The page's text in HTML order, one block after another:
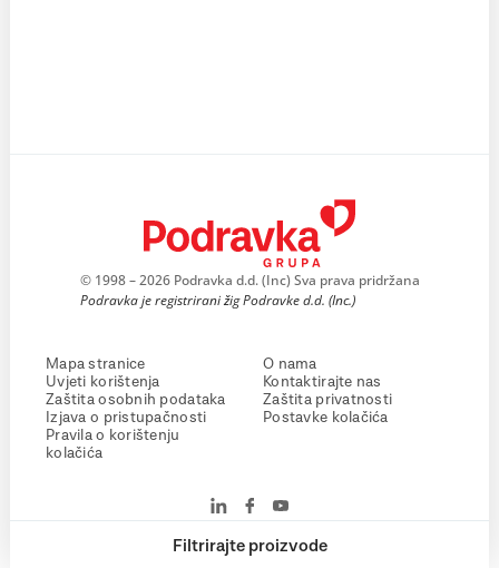
Filtrirajte proizvode
© 1998 – 2026 Podravka d.d. (Inc) Sva prava pridržana
Podravka je registrirani žig Podravke d.d. (Inc.)
Mapa stranice
Uvjeti korištenja
Zaštita osobnih podataka
Izjava o pristupačnosti
Pravila o korištenju
kolačića
O nama
Kontaktirajte nas
Zaštita privatnosti
Postavke kolačića